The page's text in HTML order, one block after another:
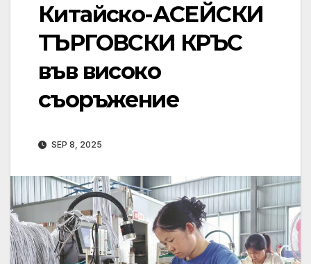
Китайско-АСЕЙСКИ
ТЪРГОВСКИ КРЪС
във високо
съоръжение
SEP 8, 2025